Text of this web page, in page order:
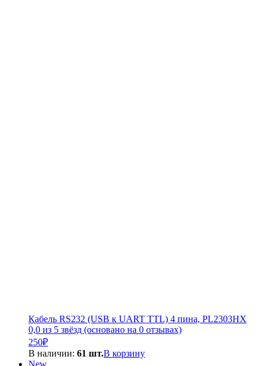
Кабель RS232 (USB к UART TTL) 4 пина, PL2303HX
0,0 из 5 звёзд (основано на 0 отзывах)
250₽
В наличии: 61 шт.В корзину
New